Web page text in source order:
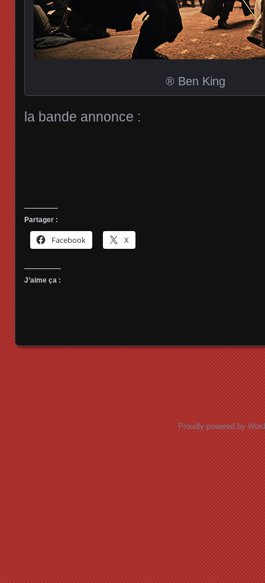
® Ben King
la bande annonce :
Partager :
Facebook X
J’aime ça :
Proudly powered by